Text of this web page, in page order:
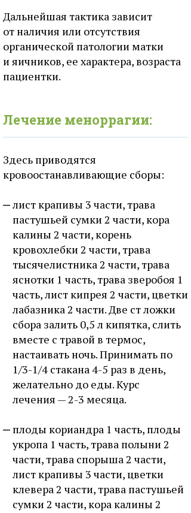
Дальнейшая тактика зависит
от наличия или отсутствия
органической патологии матки
и яичников, ее характера, возраста
пациентки.
Лечение меноррагии:
Здесь приводятся
кровоостанавливающие сборы:
лист крапивы 3 части, трава
пастушьей сумки 2 части, кора
калины 2 части, корень
кровохлебки 2 части, трава
тысячелистника 2 части, трава
яснотки 1 часть, трава зверобоя 1
часть, лист кипрея 2 части, цветки
лабазника 2 части. Две ст ложки
сбора залить 0,5 л кипятка, слить
вместе с травой в термос,
настаивать ночь. Принимать по
1/3-1/4 стакана 4-5 раз в день,
желательно до еды. Курс
лечения — 2-3 месяца.
плоды кориандра 1 часть, плоды
укропа 1 часть, трава полыни 2
части, трава спорыша 2 части,
лист крапивы 3 части, цветки
клевера 2 части, трава пастушьей
сумки 2 части, кора калины 2